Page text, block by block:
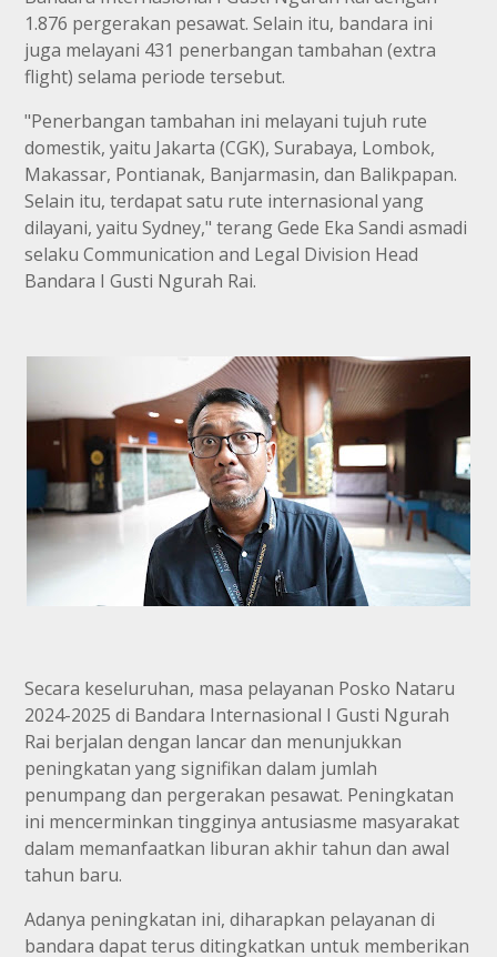
1.876 pergerakan pesawat. Selain itu, bandara ini
juga melayani 431 penerbangan tambahan (extra
flight) selama periode tersebut.
"Penerbangan tambahan ini melayani tujuh rute
domestik, yaitu Jakarta (CGK), Surabaya, Lombok,
Makassar, Pontianak, Banjarmasin, dan Balikpapan.
Selain itu, terdapat satu rute internasional yang
dilayani, yaitu Sydney," terang Gede Eka Sandi asmadi
selaku Communication and Legal Division Head
Bandara I Gusti Ngurah Rai.
Secara keseluruhan, masa pelayanan Posko Nataru
2024-2025 di Bandara Internasional I Gusti Ngurah
Rai berjalan dengan lancar dan menunjukkan
peningkatan yang signifikan dalam jumlah
penumpang dan pergerakan pesawat. Peningkatan
ini mencerminkan tingginya antusiasme masyarakat
dalam memanfaatkan liburan akhir tahun dan awal
tahun baru.
Adanya peningkatan ini, diharapkan pelayanan di
bandara dapat terus ditingkatkan untuk memberikan